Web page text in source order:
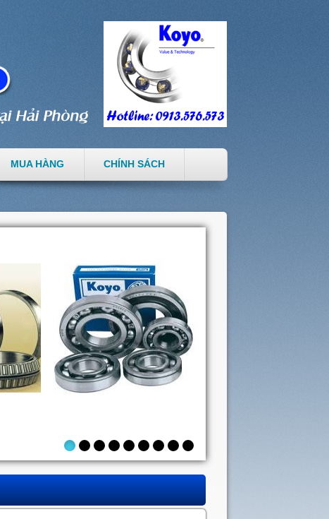
MUA HÀNG CHÍNH SÁCH